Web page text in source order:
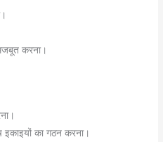
करना।
का गठन करना।